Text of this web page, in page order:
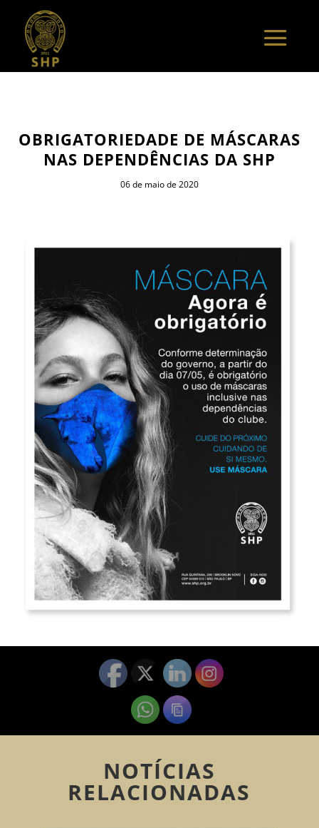
OBRIGATORIEDADE DE MÁSCARAS
NAS DEPENDÊNCIAS DA SHP
06 de maio de 2020
NOTÍCIAS
RELACIONADAS